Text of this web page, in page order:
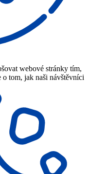
webové stránky tím,
tom, jak naši návštěvníci